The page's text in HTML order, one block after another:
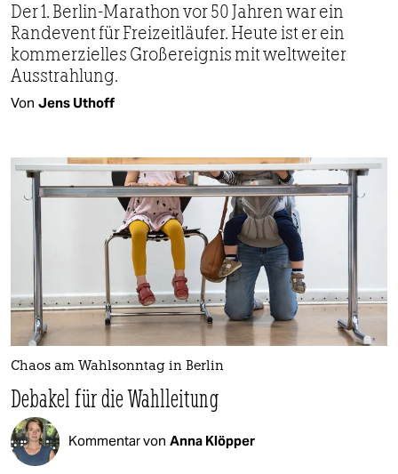
Der 1. Berlin-Marathon vor 50 Jahren war ein
Randevent für Freizeitläufer. Heute ist er ein
kommerzielles Großereignis mit weltweiter
Ausstrahlung.
Von Jens Uthoff
Chaos am Wahlsonntag in Berlin
Debakel für die Wahlleitung
Kommentar von Anna Klöpper